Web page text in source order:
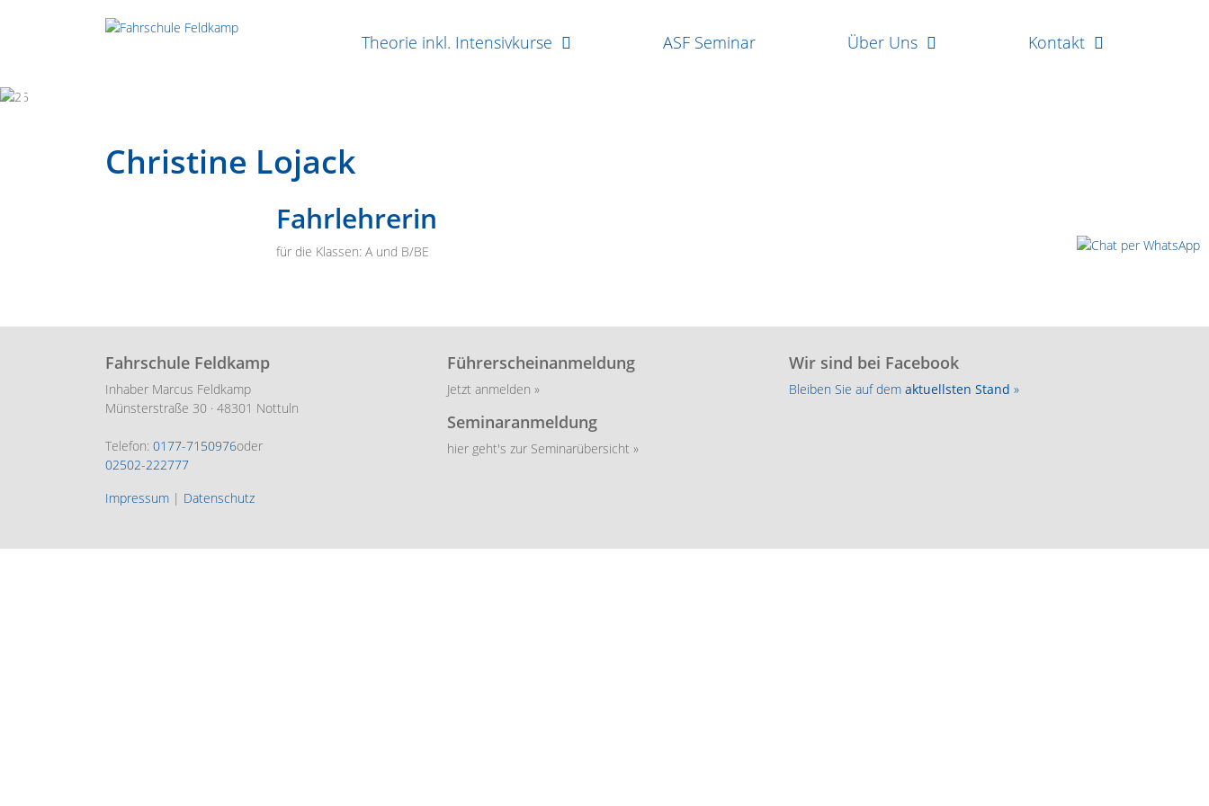
Theorie inkl. Intensivkurse ASF Seminar Über Uns Kontakt
Christine Lojack
Fahrlehrerin
für die Klassen: A und B/BE
Fahrschule Feldkamp
Inhaber Marcus Feldkamp
Münsterstraße 30 · 48301 Nottuln
Telefon: 0177-7150976oder
02502-222777
Impressum | Datenschutz
Führerscheinanmeldung
Jetzt anmelden »
Seminaranmeldung
hier geht's zur Seminarübersicht »
Wir sind bei Facebook
Bleiben Sie auf dem aktuellsten Stand »